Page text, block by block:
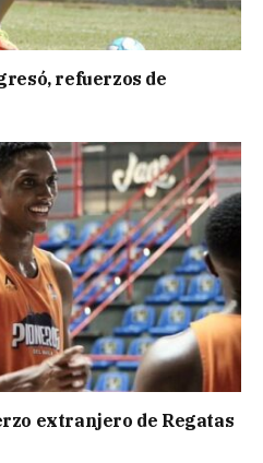
refuerzos de
extranjero de Regatas